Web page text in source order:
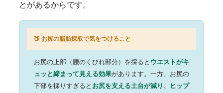
とがあるからです。
🍑 お尻の脂肪採取で気をつけること
お尻の上部（腰のくびれ部分）を採ると ウエストがキ
ュッと締まって見える効果があります。一方、お尻の
下部を採りすぎると お尻を支える土台が減り、ヒップ